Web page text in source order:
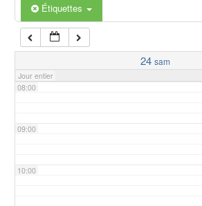
Étiquettes
24 sam
Jour entier
06:00
07:00
08:00
09:00
10:00